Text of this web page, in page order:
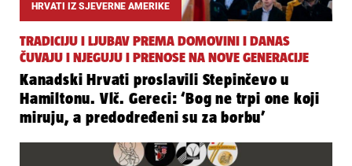
HRVATI IZ SJEVERNE AMERIKE
TRADICIJU I LJUBAV PREMA DOMOVINI I DANAS
ČUVAJU I NJEGUJU I PRENOSE NA NOVE GENERACIJE
Kanadski Hrvati proslavili Stepinčevo u
Hamiltonu. Vlč. Gereci: ‘Bog ne trpi one koji
miruju, a predodređeni su za borbu’